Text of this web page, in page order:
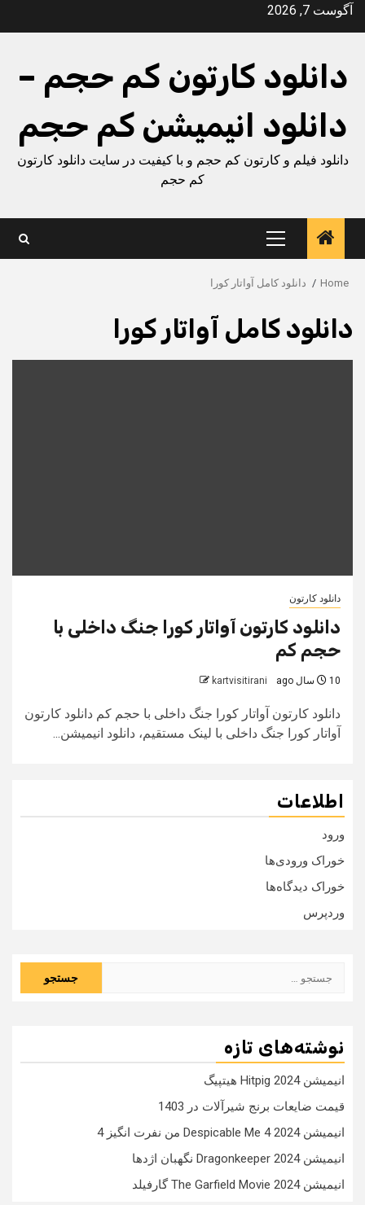
Skipآگوست 7, 2026
دانلود کارتون کم حجم –
دانلود انیمیشن کم حجم
دانلود فیلم و کارتون کم حجم و با کیفیت در سایت دانلود کارتون
کم حجم
Primary
Menu
Home دانلود کامل آواتار کورا
دانلود کامل آواتار کورا
دانلود کارتون
دانلود کارتون آواتار کورا جنگ داخلی با
حجم کم
10 سال ago kartvisitirani
دانلود کارتون آواتار کورا جنگ داخلی با حجم کم دانلود کارتون
آواتار کورا جنگ داخلی با لینک مستقیم، دانلود انیمیشن...
اطلاعات
ورود
خوراک ورودی‌ها
خوراک دیدگاه‌ها
وردپرس
نوشته‌های تازه
انیمیشن Hitpig 2024 هیتپیگ
قیمت ضایعات برنج شیرآلات در 1403
انیمیشن Despicable Me 4 2024 من نفرت انگیز 4
انیمیشن Dragonkeeper 2024 نگهبان اژدها
انیمیشن The Garfield Movie 2024 گارفیلد